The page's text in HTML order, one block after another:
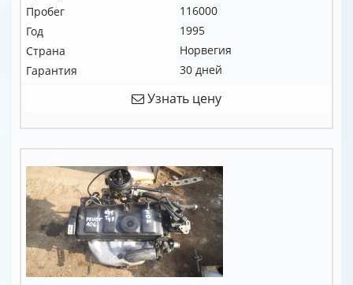
Пробег
116000
Год
1995
Страна
Норвегия
Гарантия
30 дней
Узнать цену